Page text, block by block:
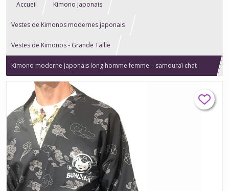
Accueil Kimono japonais
Vestes de Kimonos modernes japonais
Vestes de Kimonos - Grande Taille
Kimono moderne japonais long homme femme – samouraï chat